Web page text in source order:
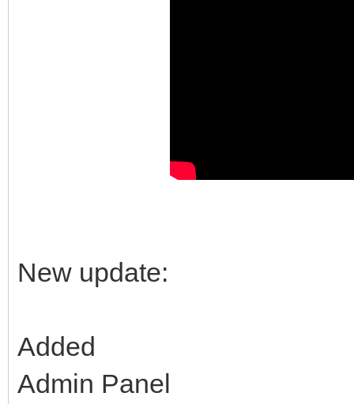
New update:
Added
Admin Panel